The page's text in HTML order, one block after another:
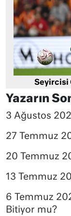
Seyircisi
Yazarın
3 Ağustos
27 Temmuz
20 Temmuz
13 Temmuz
6 Temmuz
Bitiyor mu?